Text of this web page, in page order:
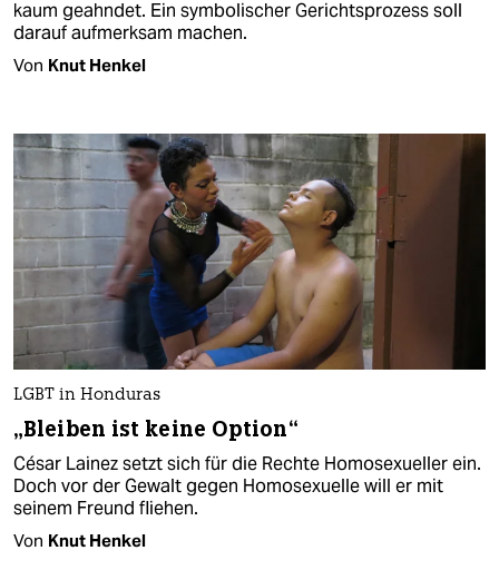
kaum geahndet. Ein symbolischer Gerichtsprozess soll
darauf aufmerksam machen.
Von Knut Henkel
LGBT in Honduras
„Bleiben ist keine Option“
César Lainez setzt sich für die Rechte Homosexueller ein.
Doch vor der Gewalt gegen Homosexuelle will er mit
seinem Freund fliehen.
Von Knut Henkel